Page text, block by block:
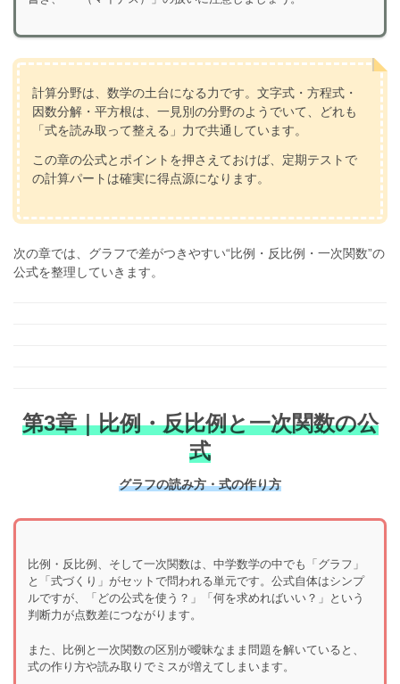
計算分野は、数学の土台になる力です。文字式・方程式・
因数分解・平方根は、一見別の分野のようでいて、どれも
「式を読み取って整える」力で共通しています。
この章の公式とポイントを押さえておけば、定期テストで
の計算パートは確実に得点源になります。
次の章では、グラフで差がつきやすい“比例・反比例・一次関数”の
公式を整理していきます。
第3章｜比例・反比例と一次関数の公
式
グラフの読み方・式の作り方
比例・反比例、そして一次関数は、中学数学の中でも「グラフ」
と「式づくり」がセットで問われる単元です。公式自体はシンプ
ルですが、「どの公式を使う？」「何を求めればいい？」という
判断力が点数差につながります。
また、比例と一次関数の区別が曖昧なまま問題を解いていると、
式の作り方や読み取りでミスが増えてしまいます。